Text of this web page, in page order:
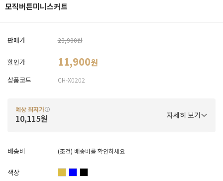
모직버튼미니스커트
판매가 23,900원
할인가 11,900원
상품코드 CH-X0202
예상 최저가
10,115원 자세히 보기
배송비 (조건) 배송비를 확인하세요
색상